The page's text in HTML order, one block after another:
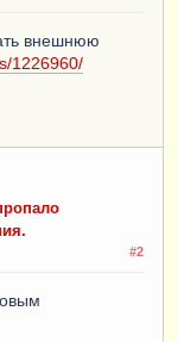
внешнюю
1226960/
#2